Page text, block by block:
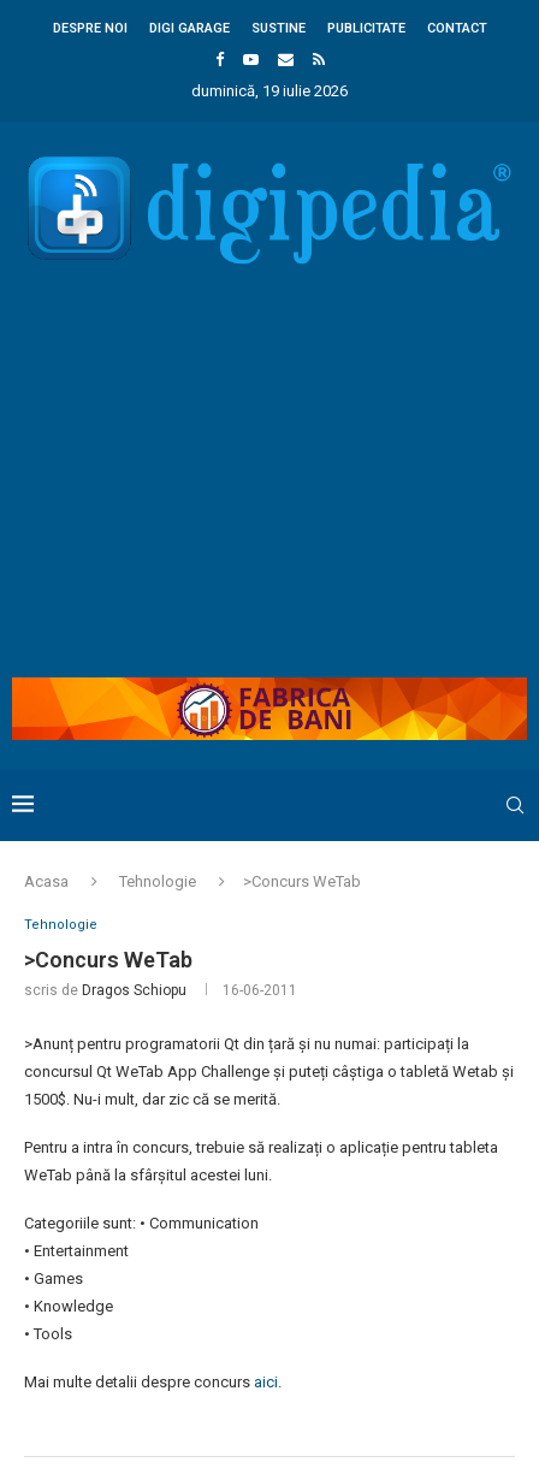
DESPRE NOI DIGI GARAGE SUSTINE PUBLICITATE CONTACT
duminică, 19 iulie 2026
Acasa Tehnologie >Concurs WeTab
Tehnologie
>Concurs WeTab
scris de Dragos Schiopu 16-06-2011
>Anunț pentru programatorii Qt din țară și nu numai: participați la
concursul Qt WeTab App Challenge și puteți câștiga o tabletă Wetab și
1500$. Nu-i mult, dar zic că se merită.
Pentru a intra în concurs, trebuie să realizați o aplicație pentru tableta
WeTab până la sfârșitul acestei luni.
Categoriile sunt: • Communication
• Entertainment
• Games
• Knowledge
• Tools
Mai multe detalii despre concurs aici.